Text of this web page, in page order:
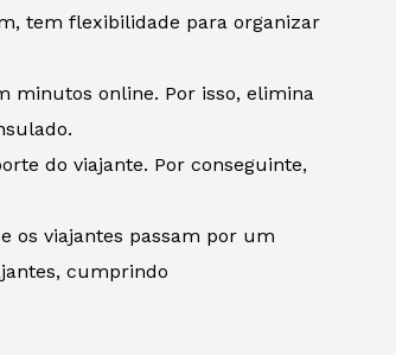
tem flexibilidade para organizar
minutos online. Por isso, elimina
do viajante. Por conseguinte,
os viajantes passam por um
cumprindo